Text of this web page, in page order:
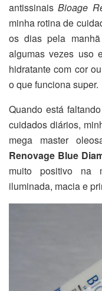
antissinaisBioage
minha rotina de
os dias pela
algumas vezes uso
hidratante com cor
o que funciona super.
Quando está
cuidados diários,
mega master
Renovage Blue
muito positivo na
iluminada, macia e